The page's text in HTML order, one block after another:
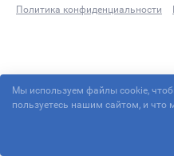
Мы используем файлы cookie,
пользуетесь нашим сайтом, и
Политика конфиденциальности